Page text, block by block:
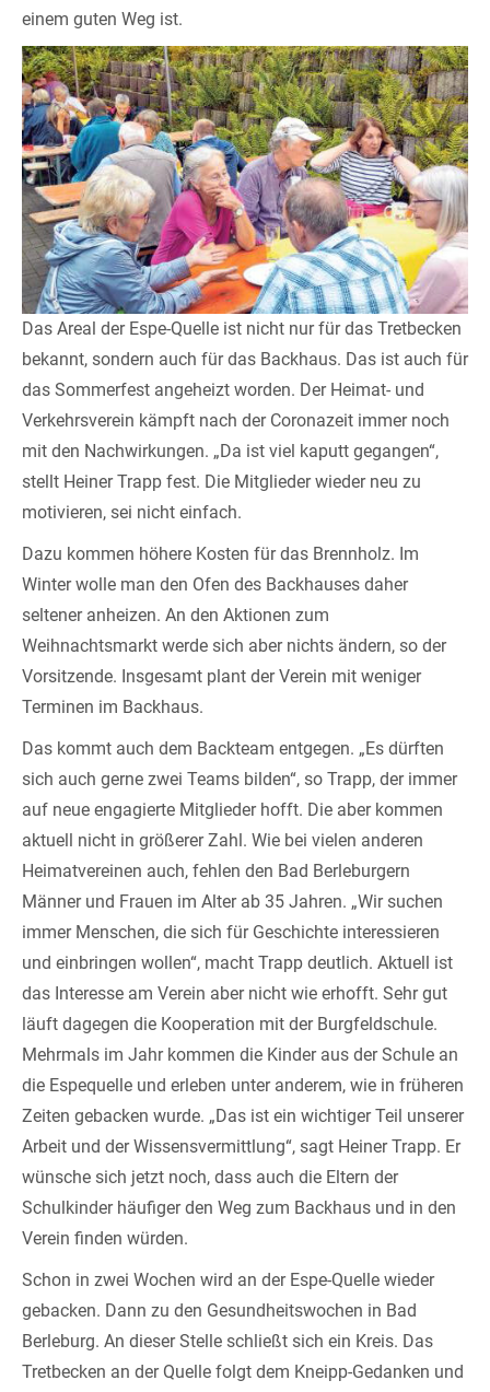
einem guten Weg ist.
Das Areal der Espe-Quelle ist nicht nur für das Tretbecken
bekannt, sondern auch für das Backhaus. Das ist auch für
das Sommerfest angeheizt worden. Der Heimat- und
Verkehrsverein kämpft nach der Coronazeit immer noch
mit den Nachwirkungen. „Da ist viel kaputt gegangen“,
stellt Heiner Trapp fest. Die Mitglieder wieder neu zu
motivieren, sei nicht einfach.
Dazu kommen höhere Kosten für das Brennholz. Im
Winter wolle man den Ofen des Backhauses daher
seltener anheizen. An den Aktionen zum
Weihnachtsmarkt werde sich aber nichts ändern, so der
Vorsitzende. Insgesamt plant der Verein mit weniger
Terminen im Backhaus.
Das kommt auch dem Backteam entgegen. „Es dürften
sich auch gerne zwei Teams bilden“, so Trapp, der immer
auf neue engagierte Mitglieder hofft. Die aber kommen
aktuell nicht in größerer Zahl. Wie bei vielen anderen
Heimatvereinen auch, fehlen den Bad Berleburgern
Männer und Frauen im Alter ab 35 Jahren. „Wir suchen
immer Menschen, die sich für Geschichte interessieren
und einbringen wollen“, macht Trapp deutlich. Aktuell ist
das Interesse am Verein aber nicht wie erhofft. Sehr gut
läuft dagegen die Kooperation mit der Burgfeldschule.
Mehrmals im Jahr kommen die Kinder aus der Schule an
die Espequelle und erleben unter anderem, wie in früheren
Zeiten gebacken wurde. „Das ist ein wichtiger Teil unserer
Arbeit und der Wissensvermittlung“, sagt Heiner Trapp. Er
wünsche sich jetzt noch, dass auch die Eltern der
Schulkinder häufiger den Weg zum Backhaus und in den
Verein finden würden.
Schon in zwei Wochen wird an der Espe-Quelle wieder
gebacken. Dann zu den Gesundheitswochen in Bad
Berleburg. An dieser Stelle schließt sich ein Kreis. Das
Tretbecken an der Quelle folgt dem Kneipp-Gedanken und